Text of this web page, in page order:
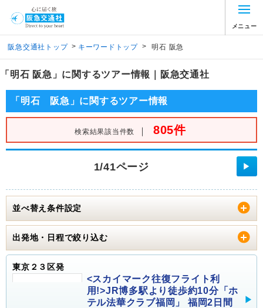
メニュー
阪急交通社トップ > キーワードトップ > 明石 阪急
「明石 阪急」に関するツアー情報｜阪急交通社
「明石 阪急」に関するツアー情報
検索結果該当件数 ｜ 805件
1/41ページ ▶
並べ替え条件設定
出発地・日程で絞り込む
東京２３区発
<スカイマーク往復フライト利
用!>JR博多駅より徒歩約10分「ホ
テル法華クラブ福岡」 福岡2日間